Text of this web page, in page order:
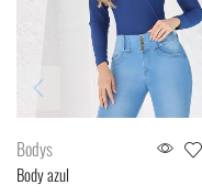
Bodys
Body azul